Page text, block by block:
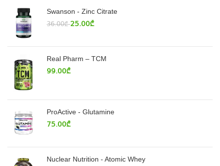
Swanson - Zinc Citrate
36.00₾ 25.00₾
Real Pharm – TCM
99.00₾
ProActive - Glutamine
75.00₾
Nuclear Nutrition - Atomic Whey